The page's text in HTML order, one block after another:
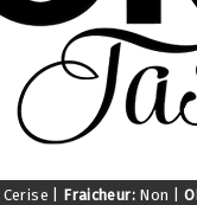
Cerise Fraicheur: Non